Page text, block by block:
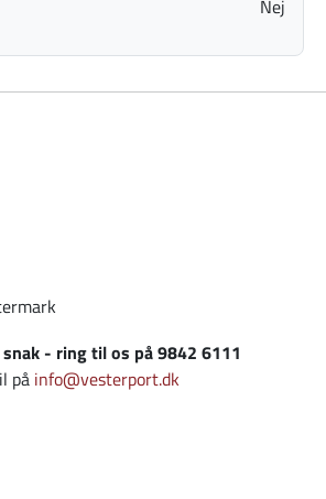
Nej
- ring til os på 9842 6111
på info@vesterport.dk